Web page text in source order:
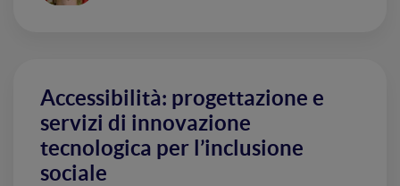
Accessibilità: progettazione e
servizi di innovazione
tecnologica per l’inclusione
sociale